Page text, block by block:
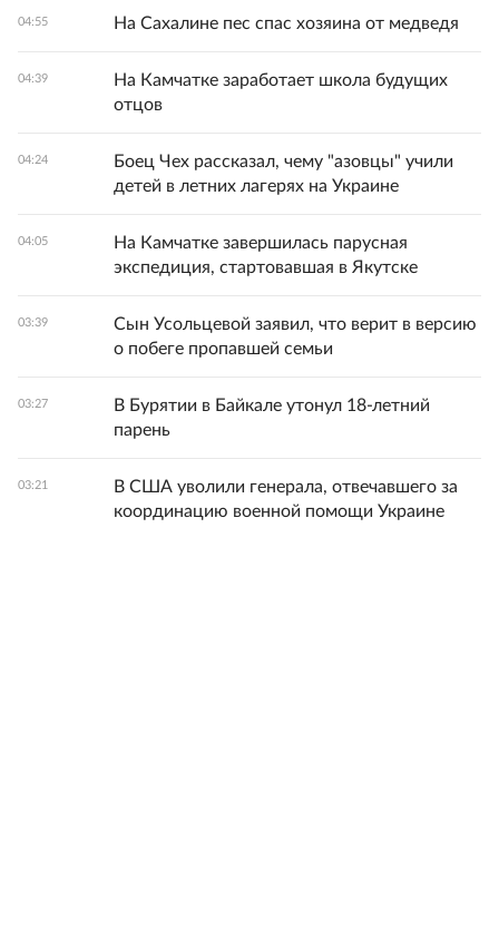
04:55 На Сахалине пес спас хозяина от медведя
04:39
На Камчатке заработает школа будущих
отцов
04:24
Боец Чех рассказал, чему "азовцы" учили
детей в летних лагерях на Украине
04:05
На Камчатке завершилась парусная
экспедиция, стартовавшая в Якутске
03:39
Сын Усольцевой заявил, что верит в версию
о побеге пропавшей семьи
03:27
В Бурятии в Байкале утонул 18-летний
парень
03:21
В США уволили генерала, отвечавшего за
координацию военной помощи Украине